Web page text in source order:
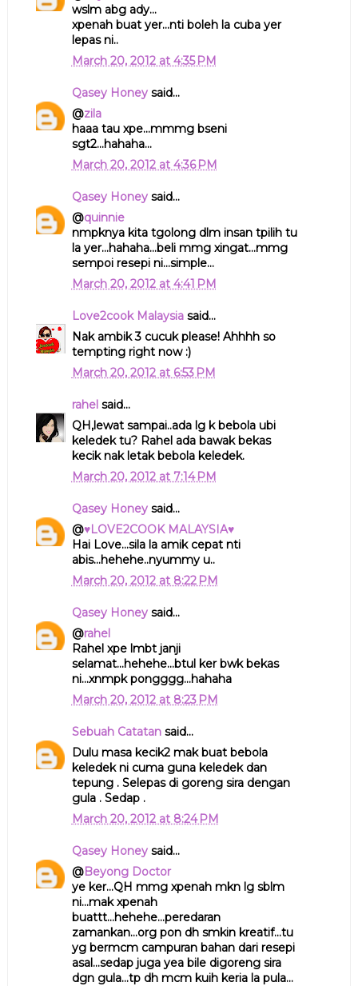
wslm abg ady...
xpenah buat yer...nti boleh la cuba yer
lepas ni..
March 20, 2012 at 4:35 PM
Qasey Honeysaid...
@zila
haaa tau xpe...mmmg bseni
sgt2...hahaha...
March 20, 2012 at 4:36 PM
Qasey Honeysaid...
@quinnie
nmpknya kita tgolong dlm insan tpilih tu
la yer...hahaha...beli mmg xingat...mmg
sempoi resepi ni...simple...
March 20, 2012 at 4:41 PM
Love2cook Malaysiasaid...
Nak ambik 3 cucuk please! Ahhhh so
tempting right now :)
March 20, 2012 at 6:53 PM
rahelsaid...
QH,lewat sampai..ada lg k bebola ubi
keledek tu? Rahel ada bawak bekas
kecik nak letak bebola keledek.
March 20, 2012 at 7:14 PM
Qasey Honeysaid...
@♥LOVE2COOK MALAYSIA♥
Hai Love...sila la amik cepat nti
abis...hehehe..nyummy u..
March 20, 2012 at 8:22 PM
Qasey Honeysaid...
@rahel
Rahel xpe lmbt janji
selamat...hehehe...btul ker bwk bekas
ni...xnmpk pongggg...hahaha
March 20, 2012 at 8:23 PM
Sebuah Catatan said...
Dulu masa kecik2 mak buat bebola
keledek ni cuma guna keledek dan
tepung . Selepas di goreng sira dengan
gula . Sedap .
March 20, 2012 at 8:24 PM
Qasey Honeysaid...
@Beyong Doctor
ye ker...QH mmg xpenah mkn lg sblm
ni...mak xpenah
buattt...hehehe...peredaran
zamankan...org pon dh smkin kreatif...tu
yg bermcm campuran bahan dari resepi
asal...sedap juga yea bile digoreng sira
dgn gula...tp dh mcm kuih keria la pula...